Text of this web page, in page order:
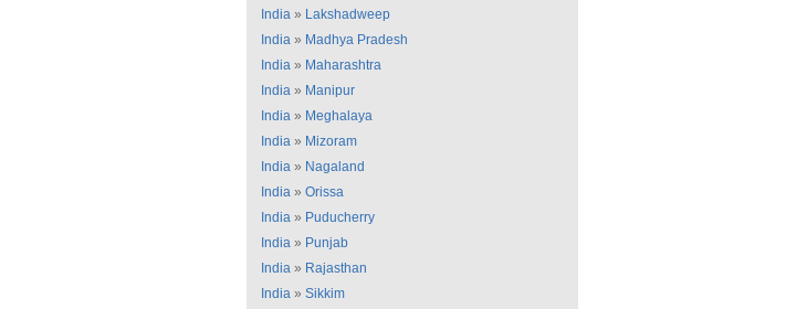
India » Lakshadweep
India » Madhya Pradesh
India » Maharashtra
India » Manipur
India » Meghalaya
India » Mizoram
India » Nagaland
India » Orissa
India » Puducherry
India » Punjab
India » Rajasthan
India » Sikkim